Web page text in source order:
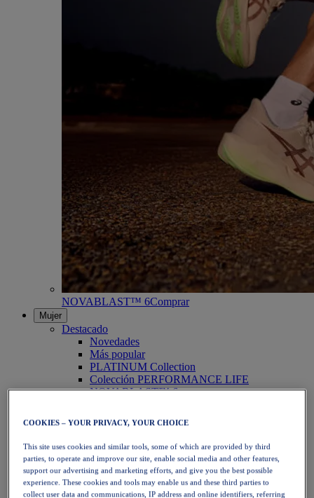
NOVABLAST™ 6Comprar
Mujer
Destacado
Novedades
Más popular
PLATINUM Collection
Colección PERFORMANCE LIFE
NOVABLAST™ 6
Running
Trail Running
Tenis
Voleibol
Balonmano
Pádel
Netball
COOKIES – YOUR PRIVACY, YOUR CHOICE
This site uses cookies and similar tools, some of which are provided by third
parties, to operate and improve our site, enable social media and other features,
support our advertising and marketing efforts, and give you the best possible
experience. These cookies and tools may enable us and these third parties to
collect user data and communications, IP address and online identifiers, referring